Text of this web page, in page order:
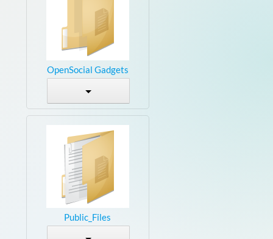
OpenSocial Gadgets
Public_Files